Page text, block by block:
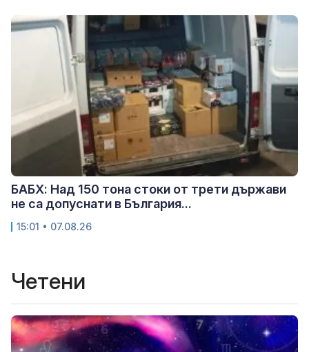
БАБХ: Над 150 тона стоки от трети държави
не са допуснати в България...
15:01 • 07.08.26
Четени